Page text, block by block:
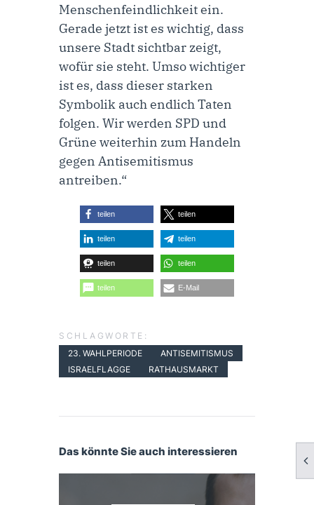
Menschenfeindlichkeit ein.
Gerade jetzt ist es wichtig, dass
unsere Stadt sichtbar zeigt,
wofür sie steht. Umso wichtiger
ist es, dass dieser starken
Symbolik auch endlich Taten
folgen. Wir werden SPD und
Grüne weiterhin zum Handeln
gegen Antisemitismus
antreiben.“
teilen teilen
teilen teilen
teilen teilen
teilen E-Mail
SCHLAGWORTE:
23. WAHLPERIODE
ANTISEMITISMUS
ISRAELFLAGGE
RATHAUSMARKT
Das könnte Sie auch interessieren